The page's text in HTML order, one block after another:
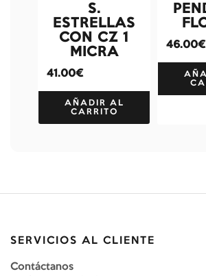
S.
ESTRELLAS
CON CZ 1
MICRA
41.00€
AÑADIR AL
CARRITO
46.00€
SERVICIOS AL CLIENTE
Contáctanos